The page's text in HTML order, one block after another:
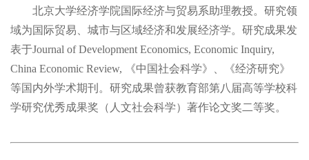
北京大学经济学院国际经济与贸易系助理教授。研究领
域为国际贸易、城市与区域经济和发展经济学。研究成果发
表于Journal of Development Economics, Economic Inquiry,
China Economic Review, 《中国社会科学》、《经济研究》
等国内外学术期刊。研究成果曾获教育部第八届高等学校科
学研究优秀成果奖（人文社会科学）著作论文奖二等奖。